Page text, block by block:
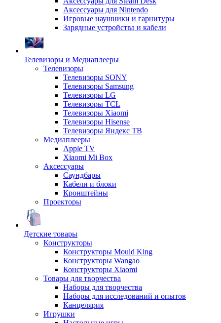
Аксессуары для Nintendo
Игровые наушники и гарнитуры
Зарядные устройства и кабели
Телевизоры и Медиаплееры
Телевизоры
Телевизоры SONY
Телевизоры Samsung
Телевизоры LG
Телевизоры TCL
Телевизоры Xiaomi
Телевизоры Hisense
Телевизоры Яндекс ТВ
Медиаплееры
Apple TV
Xiaomi Mi Box
Аксессуары
Саундбары
Кабели и блоки
Кронштейны
Проекторы
Детские товары
Конструкторы
Конструкторы Mould King
Конструкторы Wangao
Конструкторы Xiaomi
Товары для творчества
Наборы для творчества
Наборы для исследований и опытов
Канцелярия
Игрушки